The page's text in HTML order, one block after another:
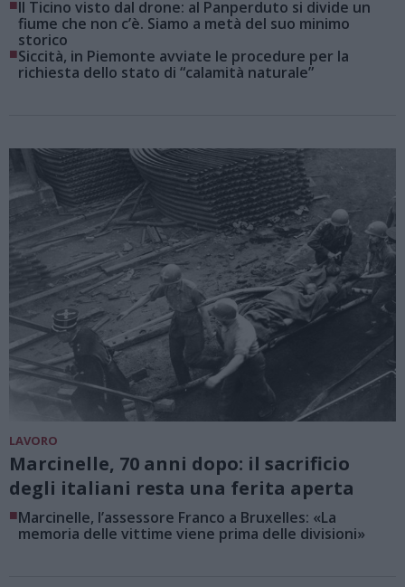
■Il Ticino visto dal drone: al Panperduto si divide un
fiume che non c’è. Siamo a metà del suo minimo
storico
■Siccità, in Piemonte avviate le procedure per la
richiesta dello stato di “calamità naturale”
LAVORO
Marcinelle, 70 anni dopo: il sacrificio
degli italiani resta una ferita aperta
■Marcinelle, l’assessore Franco a Bruxelles: «La
memoria delle vittime viene prima delle divisioni»